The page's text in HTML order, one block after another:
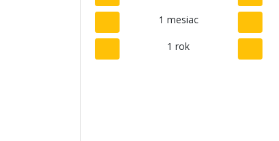
1 mesiac
1 rok